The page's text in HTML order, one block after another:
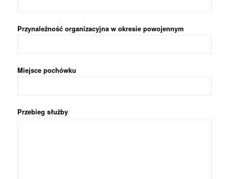
Przynależność organizacyjna w okresie powojennym
Miejsce pochówku
Przebieg służby